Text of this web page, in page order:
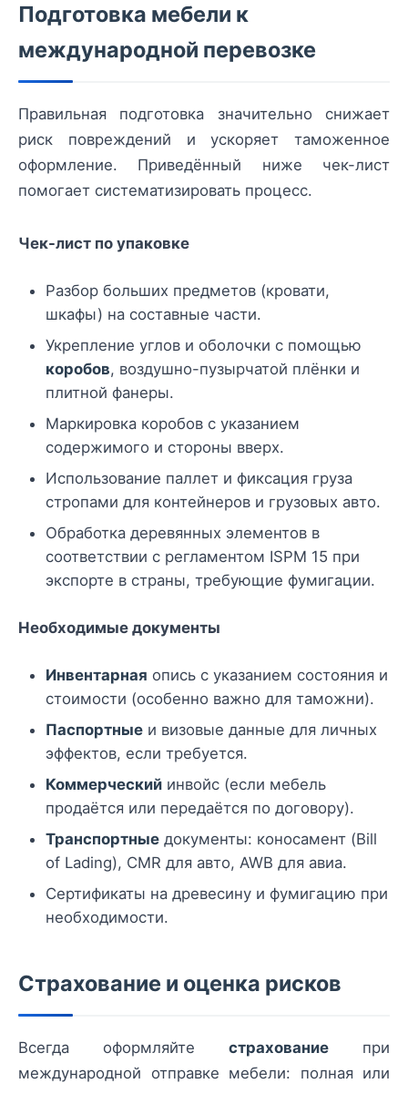
Подготовка мебели к
международной перевозке
Правильная подготовка значительно снижает
риск повреждений и ускоряет таможенное
оформление. Приведённый ниже чек-лист
помогает систематизировать процесс.
Чек-лист по упаковке
Разбор больших предметов (кровати,
шкафы) на составные части.
Укрепление углов и оболочки с помощью
коробов, воздушно-пузырчатой плёнки и
плитной фанеры.
Маркировка коробов с указанием
содержимого и стороны вверх.
Использование паллет и фиксация груза
стропами для контейнеров и грузовых авто.
Обработка деревянных элементов в
соответствии с регламентом ISPM 15 при
экспорте в страны, требующие фумигации.
Необходимые документы
Инвентарная опись с указанием состояния и
стоимости (особенно важно для таможни).
Паспортные и визовые данные для личных
эффектов, если требуется.
Коммерческий инвойс (если мебель
продаётся или передаётся по договору).
Транспортные документы: коносамент (Bill
of Lading), CMR для авто, AWB для авиа.
Сертификаты на древесину и фумигацию при
необходимости.
Страхование и оценка рисков
Всегда оформляйте страхование при
международной отправке мебели: полная или